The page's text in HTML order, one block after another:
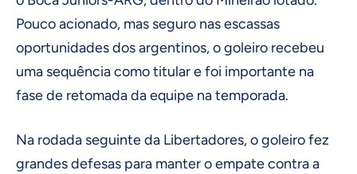
Pouco acionado, mas seguro nas escassas
oportunidades dos argentinos, o goleiro recebeu
uma sequência como titular e foi importante na
fase de retomada da equipe na temporada.
Na rodada seguinte da Libertadores, o goleiro fez
grandes defesas para manter o empate contra a